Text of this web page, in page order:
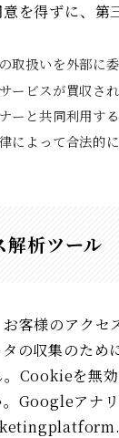
を得ずに、第
取扱いを外部に
ービスが買収さ
ーと共同利用す
によって合法的
解析ツール
客様のアク
タの収集のた
Cookieを無
。Googleアナ